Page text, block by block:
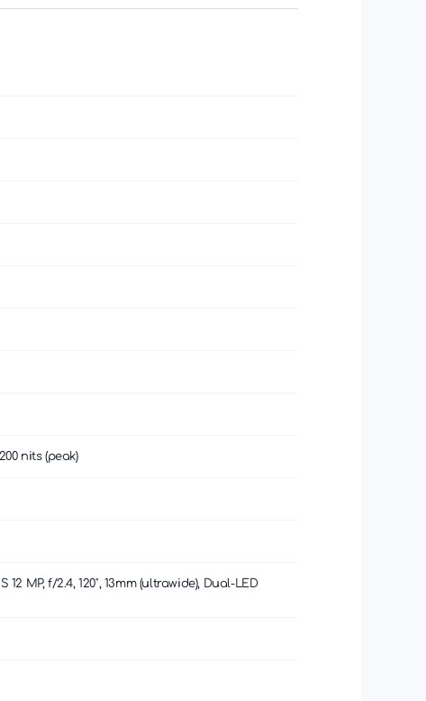
nits (peak)
12 MP, f/2.4, 120˚, 13mm (ultrawide), Dual-LED